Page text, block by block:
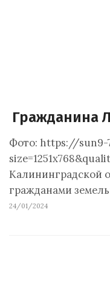
Гражданина
Фото: https://sun9-
Калининградской
гражданами
24/01/2024